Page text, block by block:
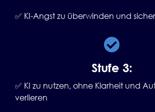
✅ KI-Angst zu überwinden und
Stufe 3:
✅ KI zu nutzen, ohne Klarheit und
verlieren